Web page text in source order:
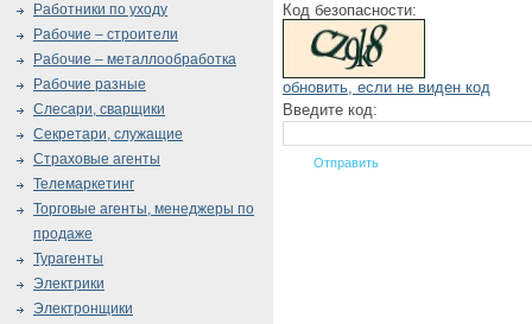
Код безопасности:
обновить, если не виден код
Введите код:
Работники по уходу
Рабочие – строители
Рабочие – металлообработка
Рабочие разные
Слесари, сварщики
Секретари, служащие
Страховые агенты
Телемаркетинг
Торговые агенты, менеджеры по
продаже
Турагенты
Электрики
Электронщики